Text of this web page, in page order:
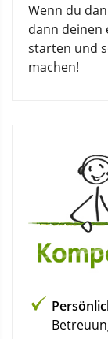
Wenn du
dann deinen
starten und
machen!